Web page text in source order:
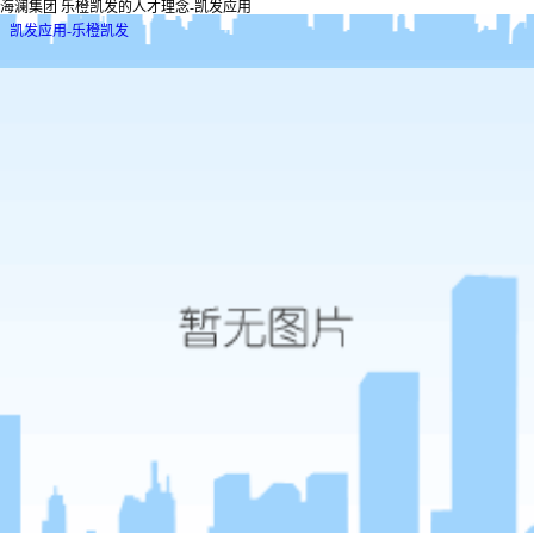
海澜集团 乐橙凯发的人才理念-凯发应用
凯发应用-乐橙凯发